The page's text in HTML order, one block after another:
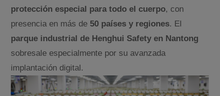
protección especial para todo el cuerpo, con
presencia en más de 50 países y regiones. El
parque industrial de Henghui Safety en Nantong
sobresale especialmente por su avanzada
implantación digital.